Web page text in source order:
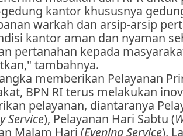
kantor khususnya
warkah dan arsip-arsip
kantor aman dan nyaman
pertanahan kepada
tambahnya.
memberikan Pelayanan
BPN RI terus melakukan
pelayanan, diantaranya
Service), Pelayanan Hari Sabtu (
Malam Hari (Evening Service),